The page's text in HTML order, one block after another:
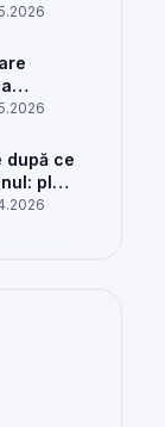
de
după ce
plan
și